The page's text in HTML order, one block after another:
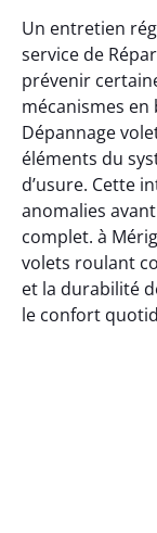
Un entretien
service de
prévenir
mécanismes
Dépannage
éléments du
d’usure. Cette
anomalies
complet. à
volets roulant
et la durabilité
le confort